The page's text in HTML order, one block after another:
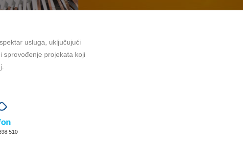
usluga, uključujući
sprovođenje projekata koji
510